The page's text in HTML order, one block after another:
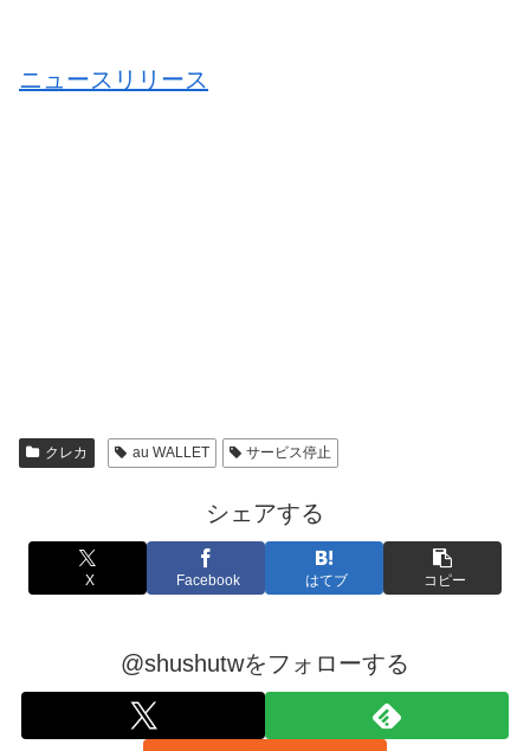
ニュースリリース
クレカ au WALLET サービス停止
シェアする
X Facebook はてブ コピー
@shushutwをフォローする